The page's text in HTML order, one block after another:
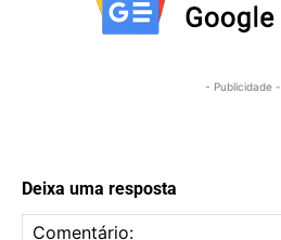
- Publicidade -
Deixa uma resposta